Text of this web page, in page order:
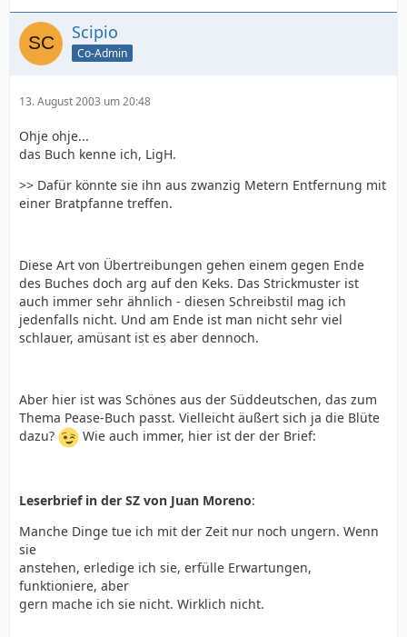
anderen Gebieten ein, wie beispielsweise beim Golf, bei
Computerspielen, beim Fußball, Darts und allen
anderen Sportarten oder Tätigkeiten, die in irgendeiner
Form das Element des Jagens bzw. das Anvisieren eines
halten Darts für ein langweiliges Spiel - hätten sie
Gehirnhälfte, würden sie nicht nur Spaß daran haben,
sondern auch gewinnen.
Frauen haben keine guten räumlich-visuellen
Fähigkeiten, weil sie von jeher kaum etwas anderes
Wie Sie ja bereits wissen, sind die verbalen Fähigkeiten
eines Mannes denen einer Frau unterlegen, und da
scheint es fast wie ausgleichende Gerechtigkeit, daß er
statt dessen einen besseren Orientierungssinn hat. Das
bedeutet, daß er problemlos den Weg zur Wohnung
__
Um seine Liebe zu ihr zu beweisen, erklomm er die
höchsten Berge, durchschwamm die tiefsten Meere und
__
Gestreßte Männer trinken Alkohol und rücken in
anderen Ländern ein. Gestreßte Frauen essen
Schokolade und rücken in Einkaufszentren ein. Wenn
sie unter Druck stehen, reden Frauen, ohne zu denken,
und Männer handeln, ohne zu denken. Das ist auch der
Scipio
Co-Admin
13. August 2003 um 20:48
Ohje ohje...
das Buch kenne ich, LigH.
>> Dafür könnte sie ihn aus zwanzig Metern Entfernung mit
einer Bratpfanne treffen.
Diese Art von Übertreibungen gehen einem gegen Ende
des Buches doch arg auf den Keks. Das Strickmuster ist
auch immer sehr ähnlich - diesen Schreibstil mag ich
jedenfalls nicht. Und am Ende ist man nicht sehr viel
schlauer, amüsant ist es aber dennoch.
Aber hier ist was Schönes aus der Süddeutschen, das zum
Thema Pease-Buch passt. Vielleicht äußert sich ja die Blüte
dazu?
Wie auch immer, hier ist der der Brief:
Leserbrief in der SZ von Juan Moreno:
Manche Dinge tue ich mit der Zeit nur noch ungern. Wenn
sie
anstehen, erledige ich sie, erfülle Erwartungen,
funktioniere, aber
gern mache ich sie nicht. Wirklich nicht.